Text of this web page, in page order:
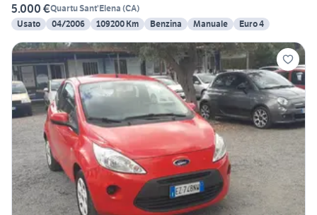
5.000 €Quartu Sant'Elena (CA)
Usato
04/2006 109200 Km Benzina Manuale Euro 4